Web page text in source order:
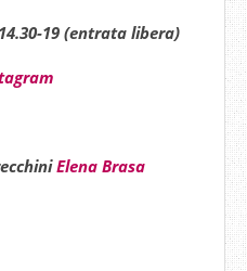
19 (entrata libera)
Elena Brasa